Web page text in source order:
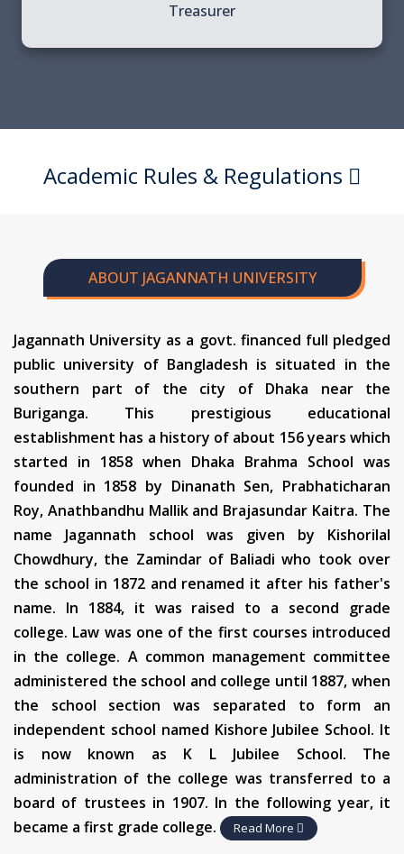
Treasurer
Academic Rules & Regulations
ABOUT JAGANNATH UNIVERSITY
Jagannath University as a govt. financed full pledged
public university of Bangladesh is situated in the
southern part of the city of Dhaka near the
Buriganga. This prestigious educational
establishment has a history of about 156 years which
started in 1858 when Dhaka Brahma School was
founded in 1858 by Dinanath Sen, Prabhaticharan
Roy, Anathbandhu Mallik and Brajasundar Kaitra. The
name Jagannath school was given by Kishorilal
Chowdhury, the Zamindar of Baliadi who took over
the school in 1872 and renamed it after his father's
name. In 1884, it was raised to a second grade
college. Law was one of the first courses introduced
in the college. A common management committee
administered the school and college until 1887, when
the school section was separated to form an
independent school named Kishore Jubilee School. It
is now known as K L Jubilee School. The
administration of the college was transferred to a
board of trustees in 1907. In the following year, it
became a first grade college.
Read More